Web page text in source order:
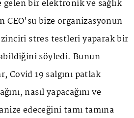
bir elektronik ve sağlık
bize organizasyonun
stres testleri yaparak bir
söyledi. Bunun
Covid 19 salgını patlak
nasıl yapacağını ve
edeceğini tamı tamına